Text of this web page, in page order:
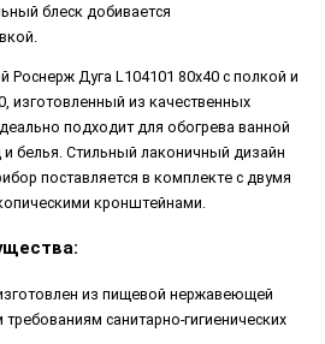
блеск добивается
Роснерж Дуга L104101 80x40 с полкой и
из качественных
подходит для обогрева ванной
белья. Стильный лаконичный дизайн
поставляется в комплекте с двумя
кронштейнами.
из пищевой нержавеющей
требованиям санитарно-гигиенических